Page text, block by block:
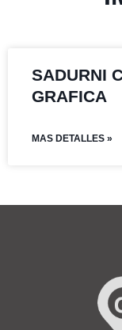
SADURNI
GRAFICA
MAS DETALLES »